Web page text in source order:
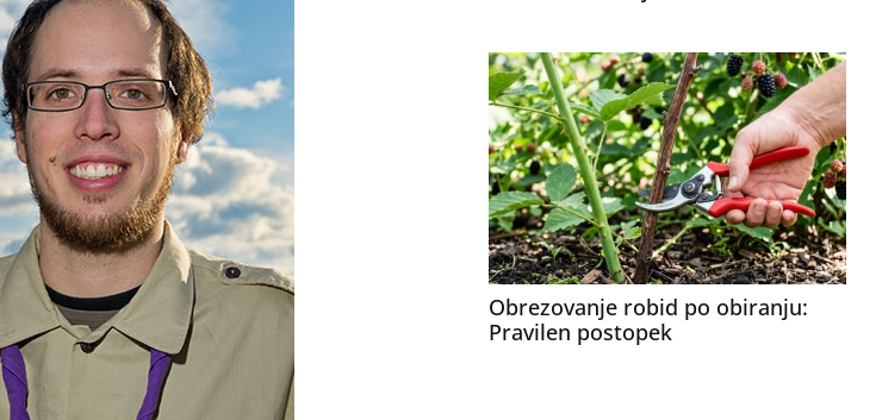
Obrezovanje robid po obiranju:
Pravilen postopek